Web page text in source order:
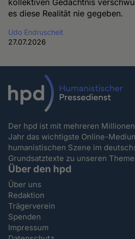
es diese Realität nie gegeben.
Udo Endruscheit
27.07.2026
Der hpd ist mit mehreren
Jahr das wichtigste Online-
humanistischen Szene im
Grundsatztexte zu unseren
Über den hpd
Über uns
Redaktion
Trägerverein
Spenden
Impressum